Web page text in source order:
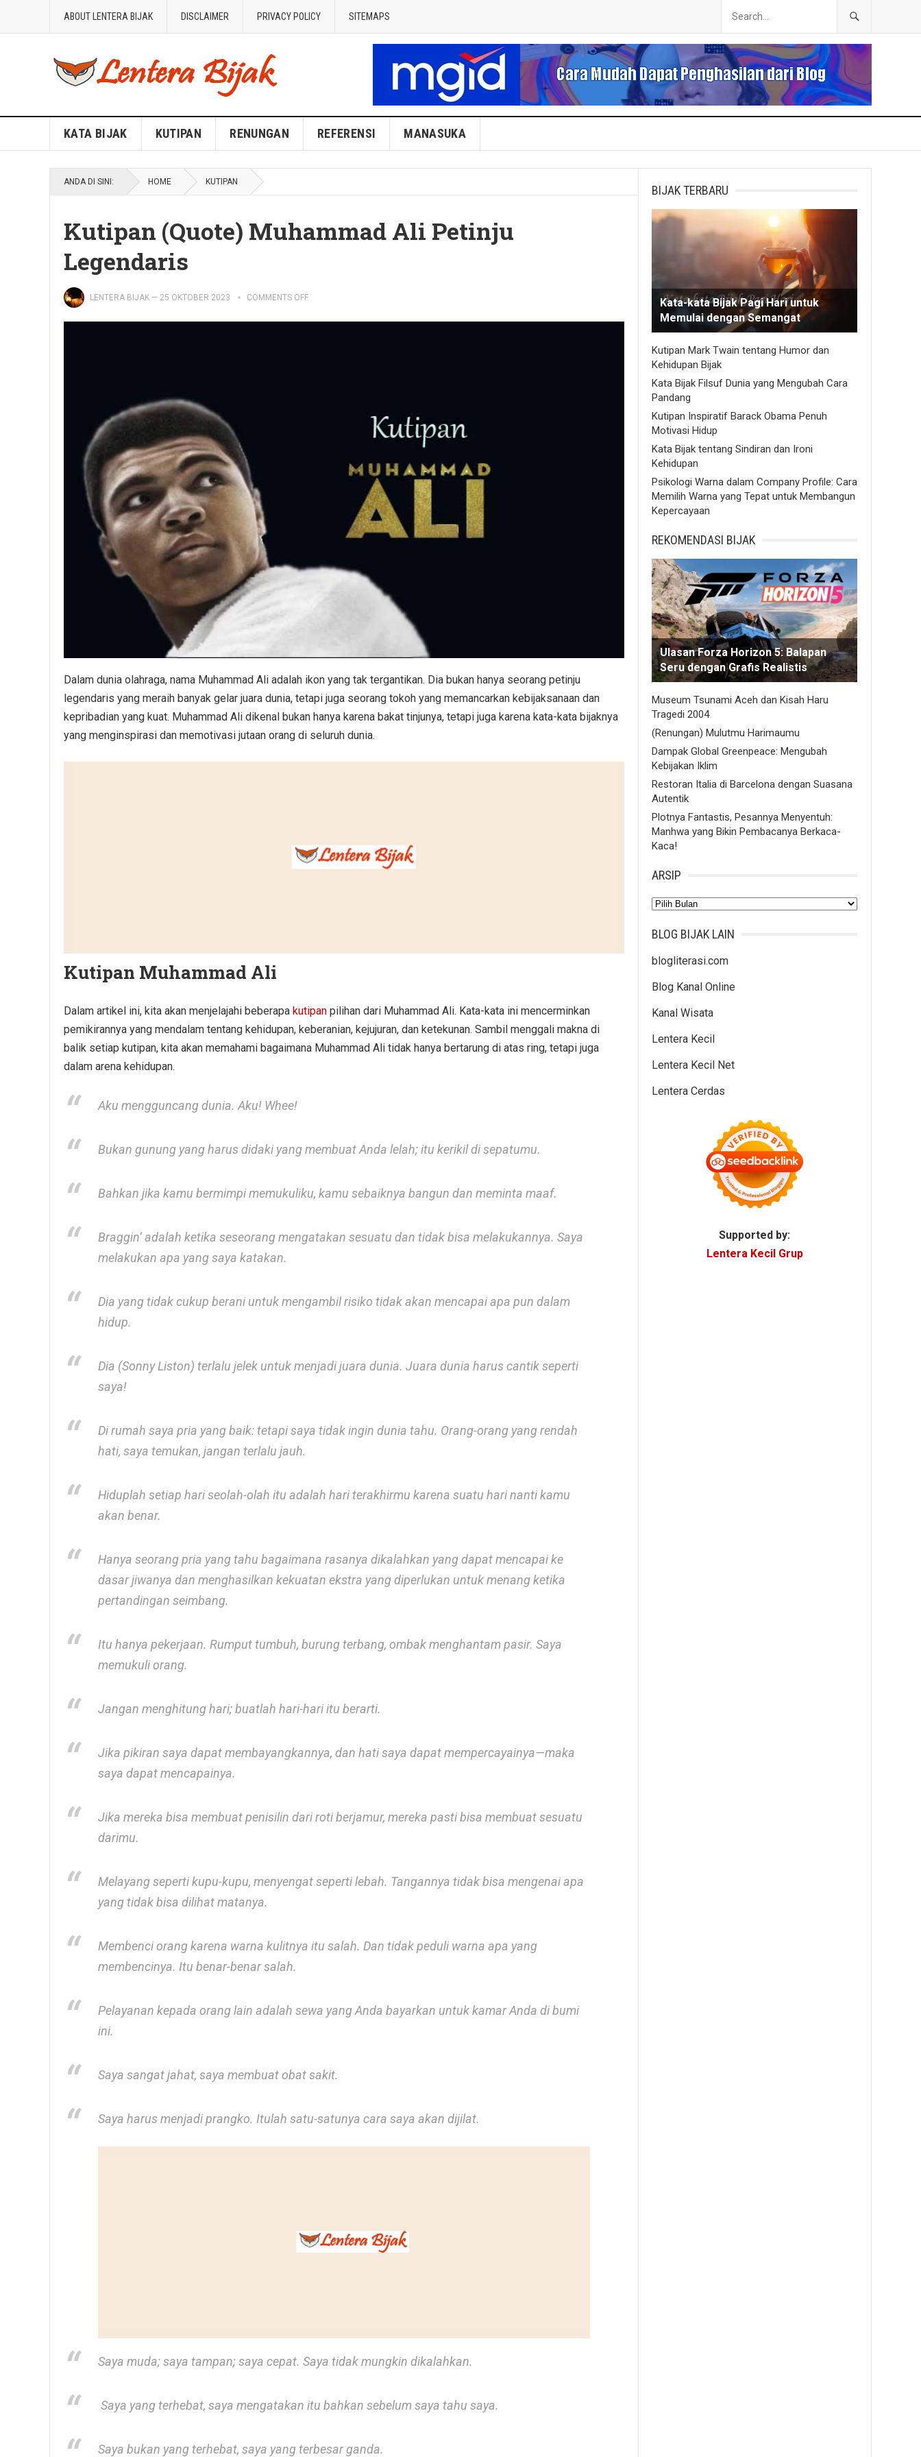
ABOUT LENTERA BIJAK DISCLAIMER PRIVACY POLICY SITEMAPS
Blog Lentera Bijak
KATA BIJAK KUTIPAN RENUNGAN REFERENSI MANASUKA
ANDA DI SINI: HOME KUTIPAN
Kutipan (Quote) Muhammad Ali Petinju
Legendaris
LENTERA BIJAK — 25 OKTOBER 2023 COMMENTS OFF
Dalam dunia olahraga, nama Muhammad Ali adalah ikon yang tak tergantikan. Dia bukan hanya seorang petinju
legendaris yang meraih banyak gelar juara dunia, tetapi juga seorang tokoh yang memancarkan kebijaksanaan dan
kepribadian yang kuat. Muhammad Ali dikenal bukan hanya karena bakat tinjunya, tetapi juga karena kata-kata bijaknya
yang menginspirasi dan memotivasi jutaan orang di seluruh dunia.
Kutipan Muhammad Ali
Dalam artikel ini, kita akan menjelajahi beberapa kutipan pilihan dari Muhammad Ali. Kata-kata ini mencerminkan
pemikirannya yang mendalam tentang kehidupan, keberanian, kejujuran, dan ketekunan. Sambil menggali makna di
balik setiap kutipan, kita akan memahami bagaimana Muhammad Ali tidak hanya bertarung di atas ring, tetapi juga
dalam arena kehidupan.
Aku mengguncang dunia. Aku! Whee!
Bukan gunung yang harus didaki yang membuat Anda lelah; itu kerikil di sepatumu.
Bahkan jika kamu bermimpi memukuliku, kamu sebaiknya bangun dan meminta maaf.
Braggin’ adalah ketika seseorang mengatakan sesuatu dan tidak bisa melakukannya. Saya
melakukan apa yang saya katakan.
Dia yang tidak cukup berani untuk mengambil risiko tidak akan mencapai apa pun dalam
hidup.
Dia (Sonny Liston) terlalu jelek untuk menjadi juara dunia. Juara dunia harus cantik seperti
saya!
Di rumah saya pria yang baik: tetapi saya tidak ingin dunia tahu. Orang-orang yang rendah
hati, saya temukan, jangan terlalu jauh.
Hiduplah setiap hari seolah-olah itu adalah hari terakhirmu karena suatu hari nanti kamu
akan benar.
Hanya seorang pria yang tahu bagaimana rasanya dikalahkan yang dapat mencapai ke
dasar jiwanya dan menghasilkan kekuatan ekstra yang diperlukan untuk menang ketika
pertandingan seimbang.
Itu hanya pekerjaan. Rumput tumbuh, burung terbang, ombak menghantam pasir. Saya
memukuli orang.
Jangan menghitung hari; buatlah hari-hari itu berarti.
Jika pikiran saya dapat membayangkannya, dan hati saya dapat mempercayainya—maka
saya dapat mencapainya.
Jika mereka bisa membuat penisilin dari roti berjamur, mereka pasti bisa membuat sesuatu
darimu.
Melayang seperti kupu-kupu, menyengat seperti lebah. Tangannya tidak bisa mengenai apa
yang tidak bisa dilihat matanya.
Membenci orang karena warna kulitnya itu salah. Dan tidak peduli warna apa yang
membencinya. Itu benar-benar salah.
Pelayanan kepada orang lain adalah sewa yang Anda bayarkan untuk kamar Anda di bumi
ini.
Saya sangat jahat, saya membuat obat sakit.
Saya harus menjadi prangko. Itulah satu-satunya cara saya akan dijilat.
Saya muda; saya tampan; saya cepat. Saya tidak mungkin dikalahkan.
Saya yang terhebat, saya mengatakan itu bahkan sebelum saya tahu saya.
Saya bukan yang terhebat, saya yang terbesar ganda.
BIJAK TERBARU
Kata-kata Bijak Pagi Hari untuk
Memulai dengan Semangat
Kutipan Mark Twain tentang Humor dan
Kehidupan Bijak
Kata Bijak Filsuf Dunia yang Mengubah Cara
Pandang
Kutipan Inspiratif Barack Obama Penuh
Motivasi Hidup
Kata Bijak tentang Sindiran dan Ironi
Kehidupan
Psikologi Warna dalam Company Profile: Cara
Memilih Warna yang Tepat untuk Membangun
Kepercayaan
REKOMENDASI BIJAK
Ulasan Forza Horizon 5: Balapan
Seru dengan Grafis Realistis
Museum Tsunami Aceh dan Kisah Haru
Tragedi 2004
(Renungan) Mulutmu Harimaumu
Dampak Global Greenpeace: Mengubah
Kebijakan Iklim
Restoran Italia di Barcelona dengan Suasana
Autentik
Plotnya Fantastis, Pesannya Menyentuh:
Manhwa yang Bikin Pembacanya Berkaca-
Kaca!
ARSIP
Arsip
BLOG BIJAK LAIN
blogliterasi.com
Blog Kanal Online
Kanal Wisata
Lentera Kecil
Lentera Kecil Net
Lentera Cerdas
Supported by:
Lentera Kecil Grup